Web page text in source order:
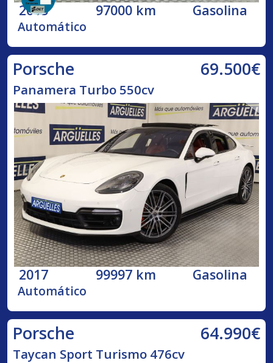
2015 97000 km Gasolina
Automático
Porsche 69.500€
Panamera Turbo 550cv
2017 99997 km Gasolina
Automático
Porsche 64.990€
Taycan Sport Turismo 476cv